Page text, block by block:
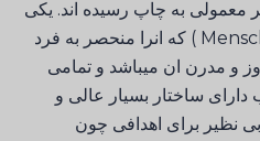
معمولی به چاپ رسیده اند. یکی
از ویژگی ها کتاب منشن (Menschen ) که انرا منحصر به فرد
و مدرن ان میباشد و تمامی
ساختار بسیار عالی و
نظیر برای اهدافی چون